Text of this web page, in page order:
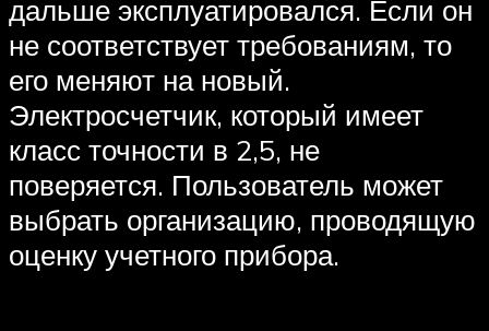
дальше эксплуатировался. Если он
не соответствует требованиям, то
его меняют на новый.
Электросчетчик, который имеет
класс точности в 2,5, не
поверяется. Пользователь может
выбрать организацию, проводящую
оценку учетного прибора.